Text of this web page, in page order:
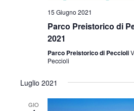
15 Giugno 2021
Parco Preistorico di
2021
Parco Preistorico di Peccioli
Peccioli
Luglio 2021
GIO